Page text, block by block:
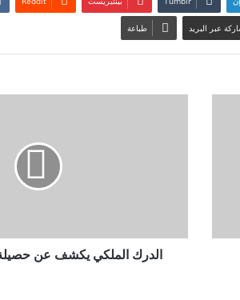
عبر البريد طباعة
الدرك الملكي يكشف عن حصيلة